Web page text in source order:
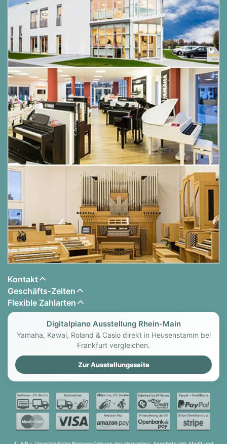
Kontakt
Geschäfts-Zeiten
Flexible Zahlarten
Digitalpiano Ausstellung Rhein-Main
Yamaha, Kawai, Roland & Casio direkt in Heusenstamm bei
Frankfurt vergleichen.
Zur Ausstellungsseite